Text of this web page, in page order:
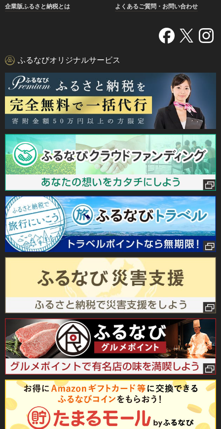
企業版ふるさと納税とは
よくあるご質問・お問い合わせ
ふるなびオリジナルサービス